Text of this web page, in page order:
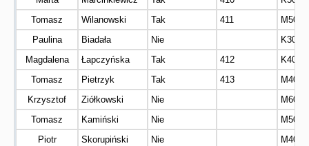
Tomasz
Wilanowski Tak 411
M50
Paulina
Biadała Nie
K30
Magdalena
Łapczyńska Tak 412
K40
Tomasz
Pietrzyk Tak 413
M40
Krzysztof
Ziółkowski Nie
M60
Tomasz
Kamiński Nie
M50
Piotr
Skorupiński Nie
M40